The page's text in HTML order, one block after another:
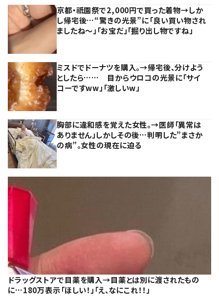
京都・祇園祭で2,000円で買った着物→しか
し帰宅後…“驚きの光景”に「良い買い物され
ましたね～」「お宝だ」「掘り出し物ですね」
ミスドでドーナツを購入。→帰宅後、分けよう
としたら…… 目からウロコの光景に「サイ
コーですww」「激しいw」
胸部に違和感を覚えた女性。→医師「異常は
ありません」しかしその後…判明した”まさか
の病”。女性の現在に迫る
ドラッグストアで目薬を購入→目薬とは別に渡されたもの
に…180万表示「ほしい！」「え、なにこれ！！」